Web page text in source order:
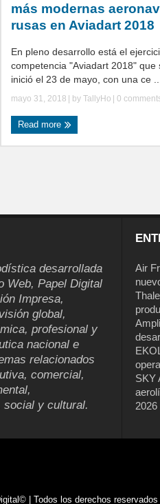
más modernas
rusas en Aviadart 2018
En pleno desarrollo está el
competencia "Aviadart 2018" que
inició el 23 de mayo, con una ce ...
mayo 31, 2018 | by TallyHo | 0
Read more
desarrollada
Web, Papel Digital
Impresa,
global,
profesional y
nacional e
relacionados
comercial,
social y cultural.
Air
SKY
2026
| Todos los derechos